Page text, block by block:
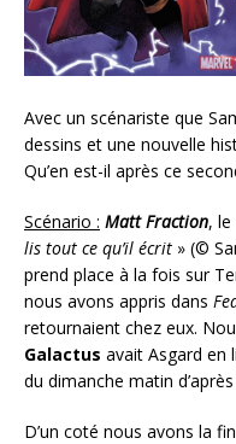
Avec un scénariste que
dessins et une nouvelle
Qu’en est-il après ce
Scénario : Matt Fraction, le
lis tout ce qu’il écrit » (©
prend place à la fois sur
nous avons appris dans
retournaient chez eux.
Galactus avait Asgard en
du dimanche matin
D’un coté nous avons la